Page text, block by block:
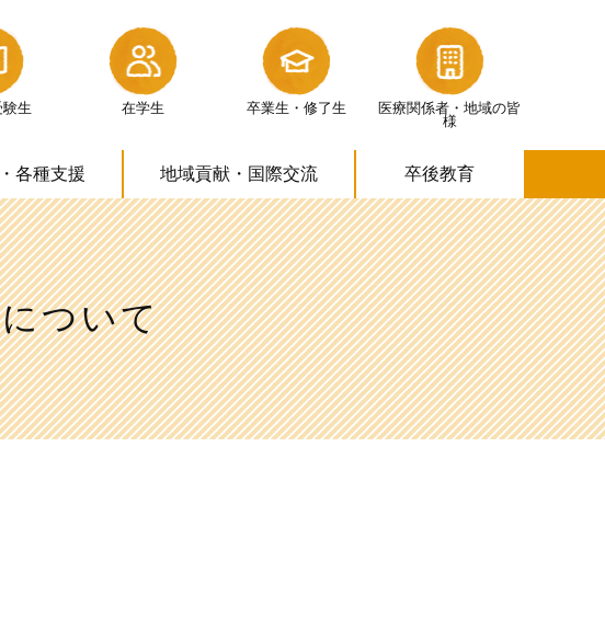
験生 在学生 卒業生・修了生 医療関係者・ 地域の皆
様
各種支援 地域貢献・ 国際交流 卒後教育
ついて